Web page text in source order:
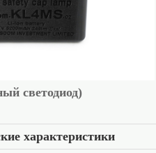
светодиод)
характеристики